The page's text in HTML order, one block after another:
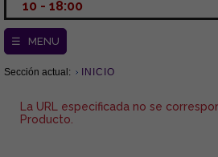
10 - 18:00
☰ MENU
Sección actual: INICIO
La URL especificada no se
Producto.